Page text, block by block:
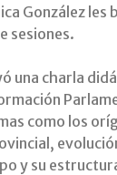
González les
sesiones.
una charla
como los
y su